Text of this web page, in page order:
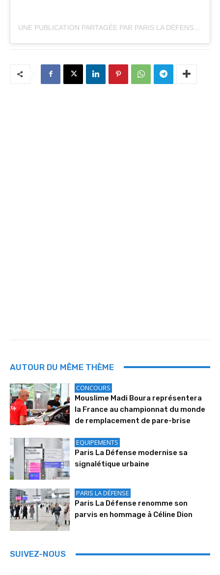
UNE PUBLICATION PARTAGÉE PAR PARIS LA DÉFENSE (@PARISLADEFENSE)
AUTOUR DU MÊME THÈME
CONCOURS
Mouslime Madi Boura représentera
la France au championnat du monde
de remplacement de pare-brise
EQUIPEMENTS
Paris La Défense modernise sa
signalétique urbaine
PARIS LA DÉFENSE
Paris La Défense renomme son
parvis en hommage à Céline Dion
SUIVEZ-NOUS